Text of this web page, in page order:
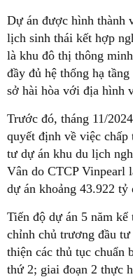
Dự án được hình thành
lịch sinh thái kết hợp
là khu đô thị thông
đầy đủ hệ thống hạ
sở hài hòa với địa hình
Trước đó, tháng 11/
quyết định về việc
tư dự án khu du lịch
Vân do CTCP Vinpearl
dự án khoảng 43.922 tỷ
Tiến độ dự án 5 năm
chỉnh chủ trương đầu
thiện các thủ tục chuẩn
thứ 2; giai đoạn 2 thực